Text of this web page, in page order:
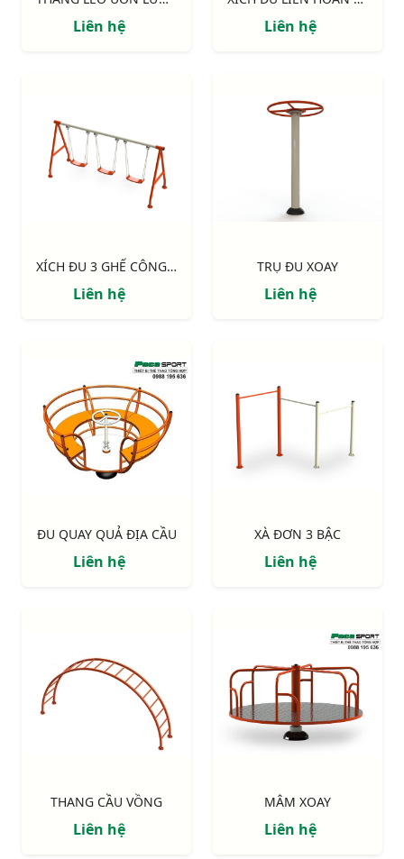
Liên hệ Liên hệ
XÍCH ĐU 3 GHẾ CÔNG VIÊN
Liên hệ
TRỤ ĐU XOAY
Liên hệ
ĐU QUAY QUẢ ĐỊA CẦU
Liên hệ
XÀ ĐƠN 3 BẬC
Liên hệ
THANG CẦU VỒNG
Liên hệ
MÂM XOAY
Liên hệ